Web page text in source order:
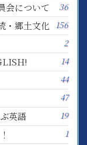
会について 36
・郷土文化 156
2
14
44
47
英語 19
1